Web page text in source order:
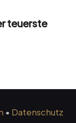
teuerste
• Datenschutz